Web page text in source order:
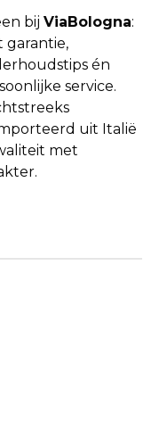
bij ViaBologna:
garantie,
én
service.
uit Italië
met